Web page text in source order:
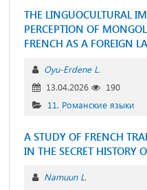
THE LINGUOCULTURAL
PERCEPTION OF
FRENCH AS A FOREIGN
Oyu-Erdene L.
13.04.2026
190
11. Романские языки
A STUDY OF FRENCH
IN THE SECRET HISTORY
Namuun L.